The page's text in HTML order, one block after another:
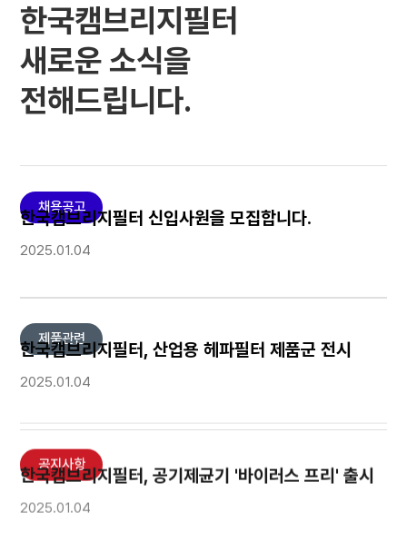
한국캠브리지필터
새로운 소식을
전해드립니다.
채용공고
한국캠브리지필터 신입사원을 모집합니다.
2025.01.04
제품관련
한국캠브리지필터, 산업용 헤파필터 제품군 전시
2025.01.04
공지사항
한국캠브리지필터, 공기제균기 '바이러스 프리' 출시
2025.01.04